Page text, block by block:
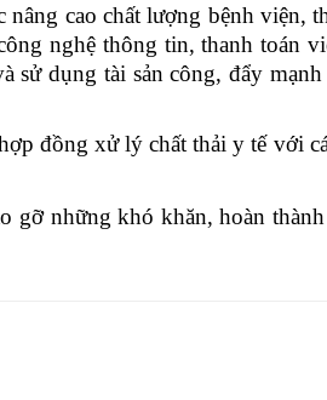
cao chất lượng bệnh viện,
nghệ thông tin, thanh toán
sử dụng tài sản công, đẩy mạnh
đồng xử lý chất thải y tế với
gỡ những khó khăn, hoàn